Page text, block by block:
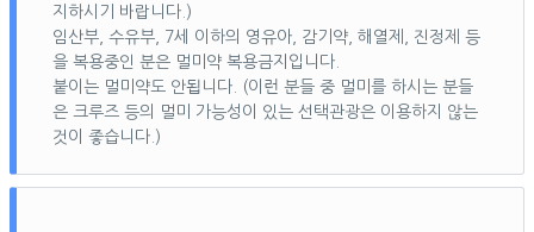
지하시기 바랍니다.)
임산부, 수유부, 7세 이하의 영유아, 감기약, 해열제, 진정제 등
을 복용중인 분은 멀미약 복용금지입니다.
붙이는 멀미약도 안됩니다. (이런 분들 중 멀미를 하시는 분들
은 크루즈 등의 멀미 가능성이 있는 선택관광은 이용하지 않는
것이 좋습니다.)